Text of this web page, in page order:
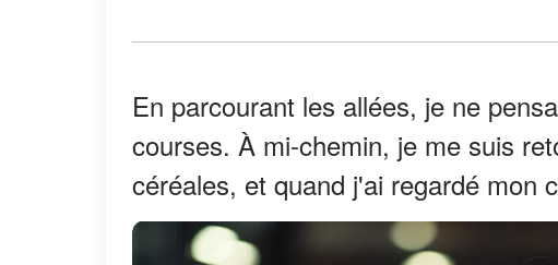
En parcourant les allées, je ne
courses. À mi-chemin, je me suis
céréales, et quand j'ai regardé mon